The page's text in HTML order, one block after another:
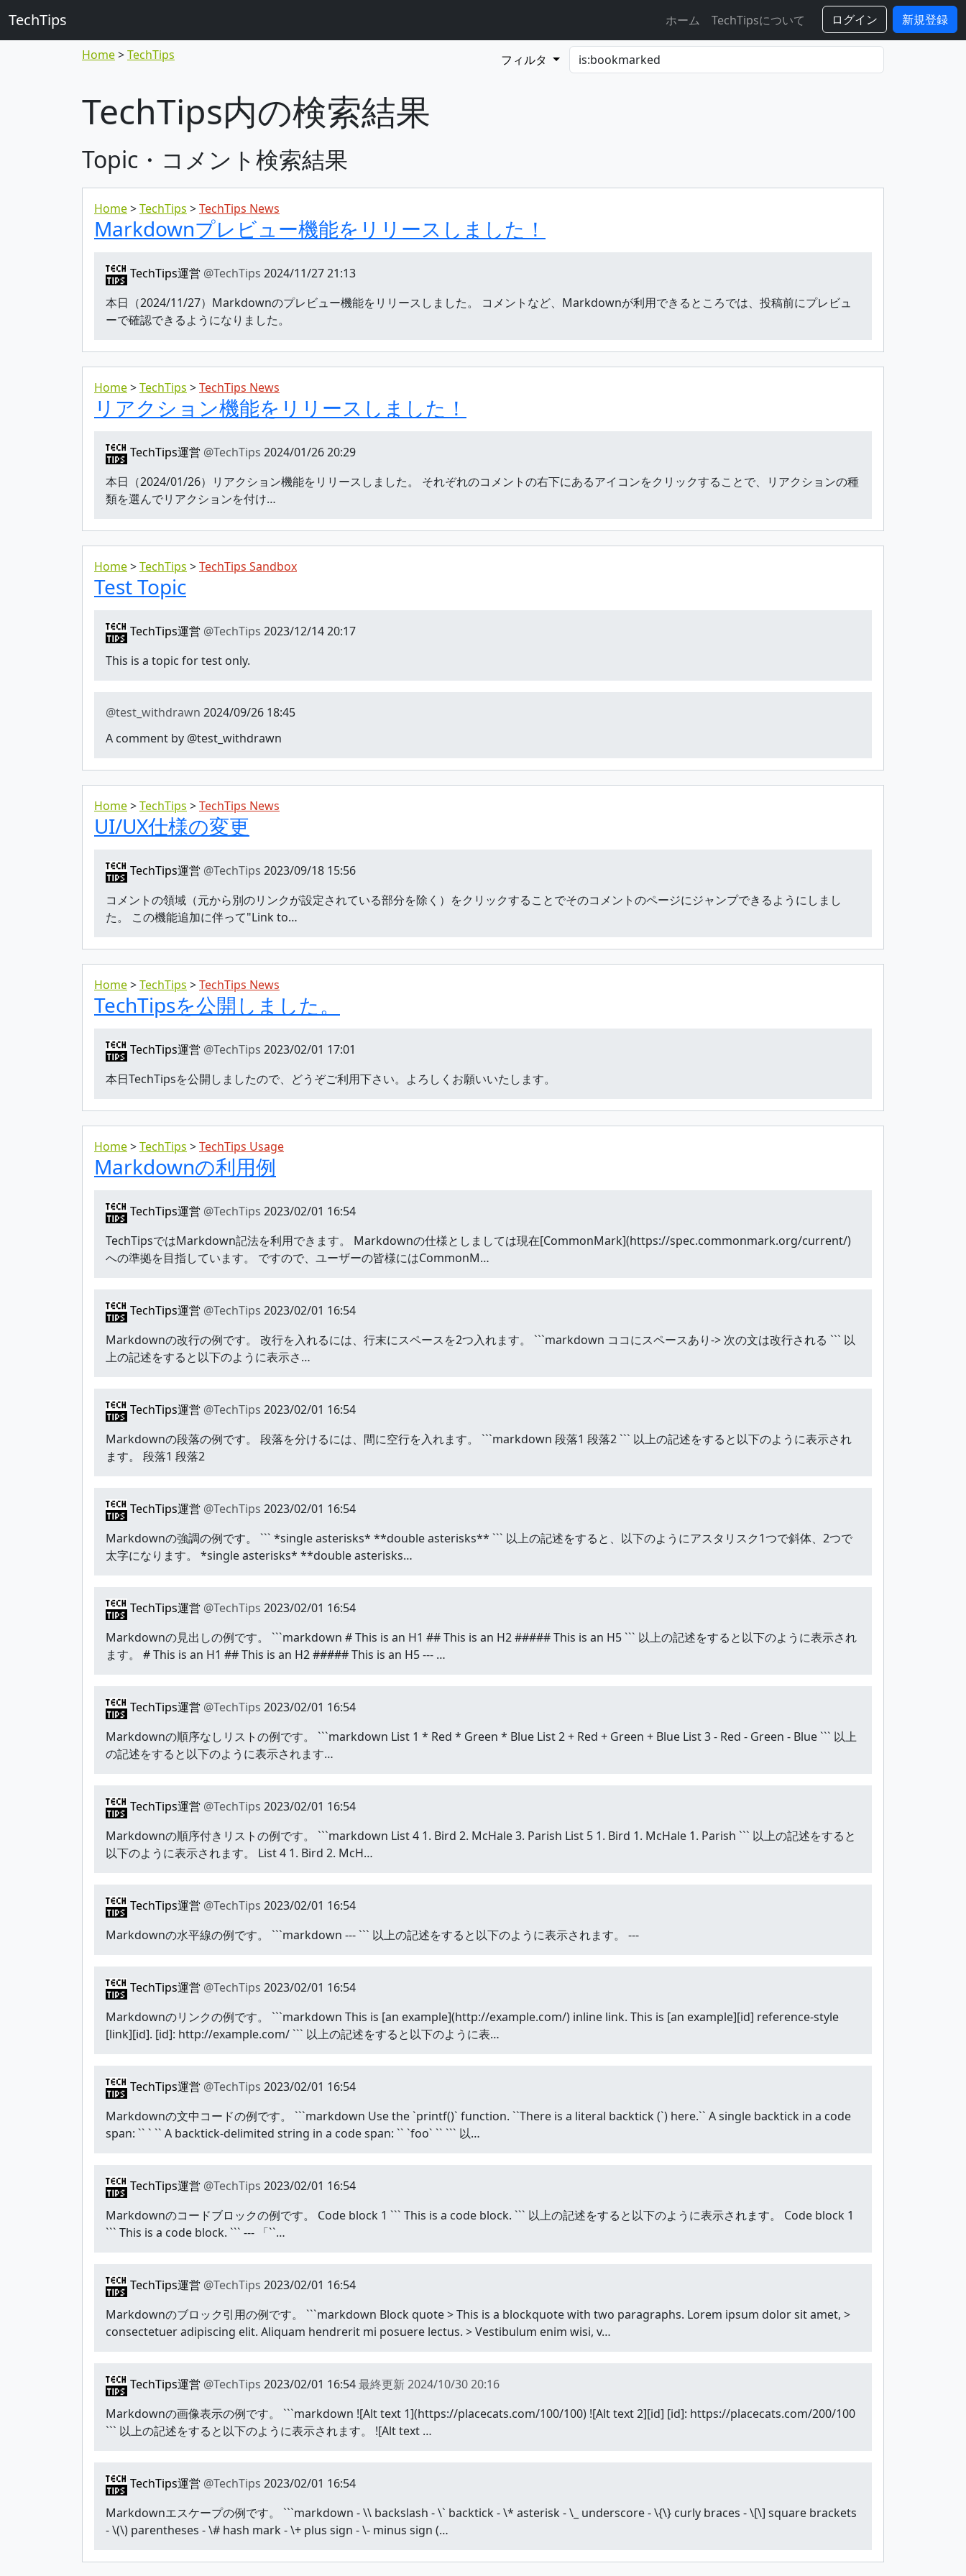
TechTips ホーム TechTipsについて ログイン 新規登録
Home TechTips フィルタ
TechTips内の検索結果
Topic・コメント検索結果
Home TechTips TechTips News
Markdownプレビュー機能をリリースしました！
TechTips運営 @TechTips 2024/11/27 21:13
本日（2024/11/27）Markdownのプレビュー機能をリリースしました。 コメントなど、Markdownが利用できるところでは、投稿前にプレビュ
ーで確認できるようになりました。
Home TechTips TechTips News
リアクション機能をリリースしました！
TechTips運営 @TechTips 2024/01/26 20:29
本日（2024/01/26）リアクション機能をリリースしました。 それぞれのコメントの右下にあるアイコンをクリックすることで、リアクションの種
類を選んでリアクションを付け…
Home TechTips TechTips Sandbox
Test Topic
TechTips運営 @TechTips 2023/12/14 20:17
This is a topic for test only.
@test_withdrawn 2024/09/26 18:45
A comment by @test_withdrawn
Home TechTips TechTips News
UI/UX仕様の変更
TechTips運営 @TechTips 2023/09/18 15:56
コメントの領域（元から別のリンクが設定されている部分を除く）をクリックすることでそのコメントのページにジャンプできるようにしまし
た。 この機能追加に伴って"Link to…
Home TechTips TechTips News
TechTipsを公開しました。
TechTips運営 @TechTips 2023/02/01 17:01
本日TechTipsを公開しましたので、どうぞご利用下さい。よろしくお願いいたします。
Home TechTips TechTips Usage
Markdownの利用例
TechTips運営 @TechTips 2023/02/01 16:54
TechTipsではMarkdown記法を利用できます。 Markdownの仕様としましては現在[CommonMark](https://spec.commonmark.org/current/)
への準拠を目指しています。 ですので、ユーザーの皆様にはCommonM…
TechTips運営 @TechTips 2023/02/01 16:54
Markdownの改行の例です。 改行を入れるには、行末にスペースを2つ入れます。 ```markdown ココにスペースあり-> 次の文は改行される ``` 以
上の記述をすると以下のように表示さ…
TechTips運営 @TechTips 2023/02/01 16:54
Markdownの段落の例です。 段落を分けるには、間に空行を入れます。 ```markdown 段落1 段落2 ``` 以上の記述をすると以下のように表示され
ます。 段落1 段落2
TechTips運営 @TechTips 2023/02/01 16:54
Markdownの強調の例です。 ``` *single asterisks* **double asterisks** ``` 以上の記述をすると、以下のようにアスタリスク1つで斜体、2つで
太字になります。 *single asterisks* **double asterisks…
TechTips運営 @TechTips 2023/02/01 16:54
Markdownの見出しの例です。 ```markdown # This is an H1 ## This is an H2 ##### This is an H5 ``` 以上の記述をすると以下のように表示され
ます。 # This is an H1 ## This is an H2 ##### This is an H5 --- …
TechTips運営 @TechTips 2023/02/01 16:54
Markdownの順序なしリストの例です。 ```markdown List 1 * Red * Green * Blue List 2 + Red + Green + Blue List 3 - Red - Green - Blue ``` 以上
の記述をすると以下のように表示されます…
TechTips運営 @TechTips 2023/02/01 16:54
Markdownの順序付きリストの例です。 ```markdown List 4 1. Bird 2. McHale 3. Parish List 5 1. Bird 1. McHale 1. Parish ``` 以上の記述をすると
以下のように表示されます。 List 4 1. Bird 2. McH…
TechTips運営 @TechTips 2023/02/01 16:54
Markdownの水平線の例です。 ```markdown --- ``` 以上の記述をすると以下のように表示されます。 ---
TechTips運営 @TechTips 2023/02/01 16:54
Markdownのリンクの例です。 ```markdown This is [an example](http://example.com/) inline link. This is [an example][id] reference-style
[link][id]. [id]: http://example.com/ ``` 以上の記述をすると以下のように表…
TechTips運営 @TechTips 2023/02/01 16:54
Markdownの文中コードの例です。 ```markdown Use the `printf()` function. ``There is a literal backtick (`) here.`` A single backtick in a code
span: `` ` `` A backtick-delimited string in a code span: `` `foo` `` ``` 以…
TechTips運営 @TechTips 2023/02/01 16:54
Markdownのコードブロックの例です。 Code block 1 ``` This is a code block. ``` 以上の記述をすると以下のように表示されます。 Code block 1
``` This is a code block. ``` --- 「``…
TechTips運営 @TechTips 2023/02/01 16:54
Markdownのブロック引用の例です。 ```markdown Block quote > This is a blockquote with two paragraphs. Lorem ipsum dolor sit amet, >
consectetuer adipiscing elit. Aliquam hendrerit mi posuere lectus. > Vestibulum enim wisi, v…
TechTips運営 @TechTips 2023/02/01 16:54最終更新2024/10/30 20:16
Markdownの画像表示の例です。 ```markdown ![Alt text 1](https://placecats.com/100/100) ![Alt text 2][id] [id]: https://placecats.com/200/100
``` 以上の記述をすると以下のように表示されます。 ![Alt text …
TechTips運営 @TechTips 2023/02/01 16:54
Markdownエスケープの例です。 ```markdown - \\ backslash - \` backtick - \* asterisk - \_ underscore - \{\} curly braces - \[\] square brackets
- \(\) parentheses - \# hash mark - \+ plus sign - \- minus sign (…